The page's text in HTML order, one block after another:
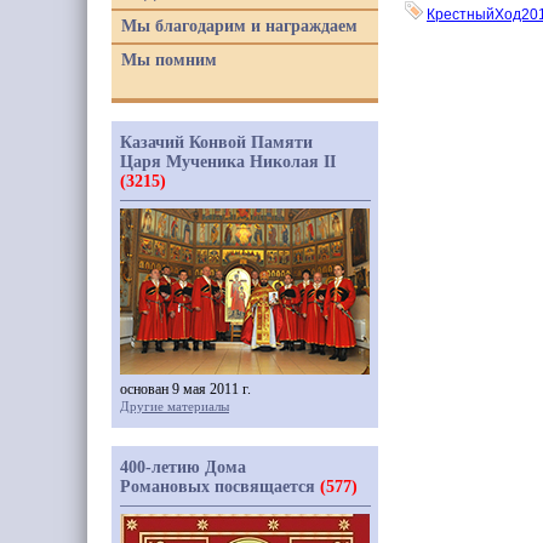
Мы благодарим и награждаем
Мы помним
Казачий Конвой Памяти
Царя Мученика Николая II
(3215)
основан 9 мая 2011 г.
Другие материалы
400-летию Дома
Романовых посвящается (577)